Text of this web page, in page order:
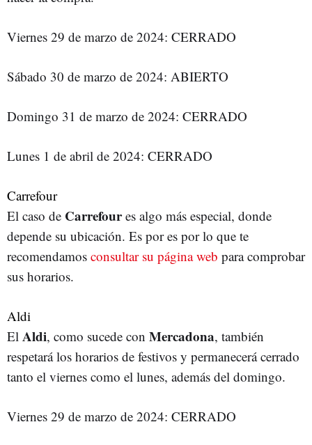
Viernes 29 de marzo de 2024: CERRADO
Sábado 30 de marzo de 2024: ABIERTO
Domingo 31 de marzo de 2024: CERRADO
Lunes 1 de abril de 2024: CERRADO
Carrefour
El caso de Carrefoures algo más especial, donde
depende su ubicación. Es por es por lo que te
recomendamos consultar su página web para comprobar
sus horarios.
Aldi
El Aldi, como sucede con Mercadona, también
respetará los horarios de festivos y permanecerá cerrado
tanto el viernes como el lunes, además del domingo.
Viernes 29 de marzo de 2024: CERRADO